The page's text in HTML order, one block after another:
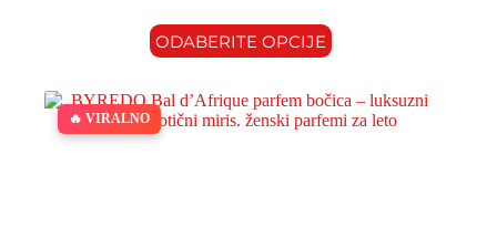
ODABERITE OPCIJE
🔥 VIRALNO